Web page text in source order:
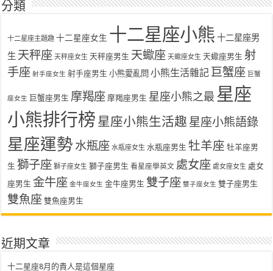
分類
十二星座主題趣 十二星座女生 十二星座小熊 十二星座男
生 天秤座 天秤座女生 天秤座男生 天蠍座 天蠍座女生 天蠍座男生 射
手座 射手座女生 射手座男生 小熊愛亂問 小熊生活雜記 巨蟹座 巨蟹
座女生 巨蟹座男生 摩羯座 摩羯座男生 星座小熊之最 星座
小熊排行榜 星座小熊生活趣 星座小熊語錄
星座運勢 水瓶座 水瓶座女生 水瓶座男生 牡羊座 牡羊座男
生 獅子座 獅子座女生 獅子座男生 看星座學英文 處女座 處女座女生 處女
座男生 金牛座 金牛座女生 金牛座男生 雙子座 雙子座女生 雙子座男生
雙魚座 雙魚座男生
近期文章
十二星座8月的貴人是這個星座